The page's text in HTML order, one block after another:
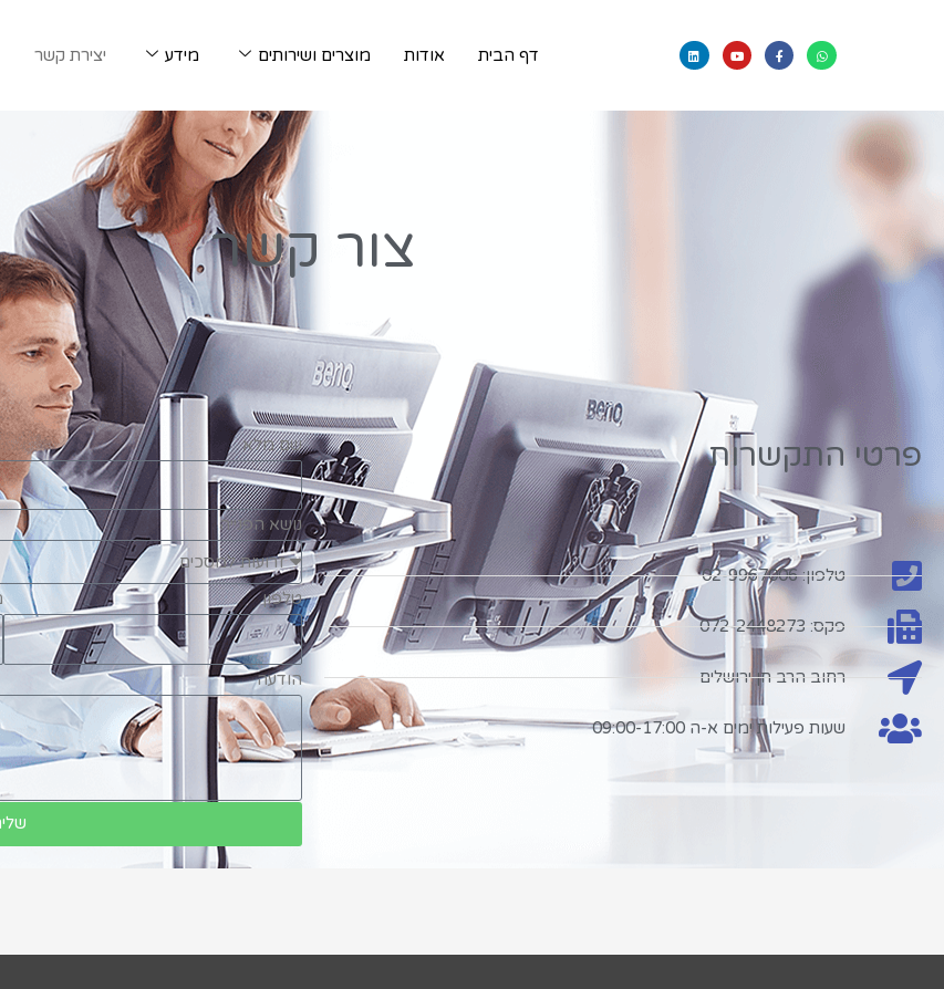
דף הבית אודות מוצרים ושירותים מידע יצירת קשר
צור קשר
פרטי התקשרות
טלפון: 02-9967006
פקס: 072-2448273
רחוב הרב חן ירושלים
שעות פעילות ימים א-ה 09:00-17:00
שם מלא
נושא הפנייה
טלפון
הודעה